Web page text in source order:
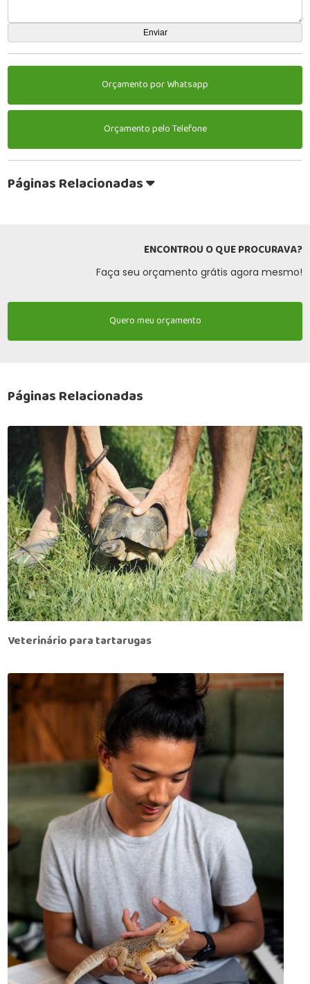
Orçamento por Whatsapp
Orçamento pelo Telefone
Páginas Relacionadas
ENCONTROU O QUE PROCURAVA?
Faça seu orçamento grátis agora mesmo!
Quero meu orçamento
Páginas Relacionadas
Veterinário para tartarugas